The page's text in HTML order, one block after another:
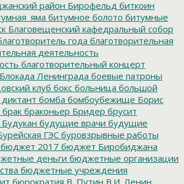
район Бирофельд биткоин
битумное болото битумные
Благовещенский кафедральный собор
года благотворительная
деятельность
благотворительный концерт
Блокада Ленинграда боевые патроны
клуб бокс больница большой
бомба бомбоубежище Борис
брак браконьер Бридер брусит
Будукан будущие врачи будущие
ГЭСбуровзрывные работы
бюджет 2017 бюджет Биробиджана
деньги бюджетные организации
бюджетные учреждения
бюрократия В. Путин В.И. Ленин